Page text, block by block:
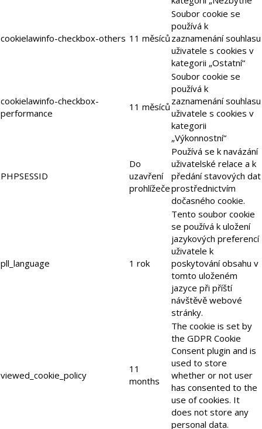
cookielawinfo-checkbox-others 11 měsíců
Soubor cookie se
používá k
zaznamenání souhlasu
uživatele s cookies v
kategorii „Ostatní“
cookielawinfo-checkbox-
performance
11 měsíců
Soubor cookie se
používá k
zaznamenání souhlasu
uživatele s cookies v
kategorii
„Výkonnostní“
PHPSESSID
Do
uzavření
prohlížeče
Používá se k navázání
uživatelské relace a k
předání stavových dat
prostřednictvím
dočasného cookie.
pll_language 1 rok
Tento soubor cookie
se používá k uložení
jazykových preferencí
uživatele k
poskytování obsahu v
tomto uloženém
jazyce při příští
návštěvě webové
stránky.
viewed_cookie_policy
11
months
The cookie is set by
the GDPR Cookie
Consent plugin and is
used to store
whether or not user
has consented to the
use of cookies. It
does not store any
personal data.